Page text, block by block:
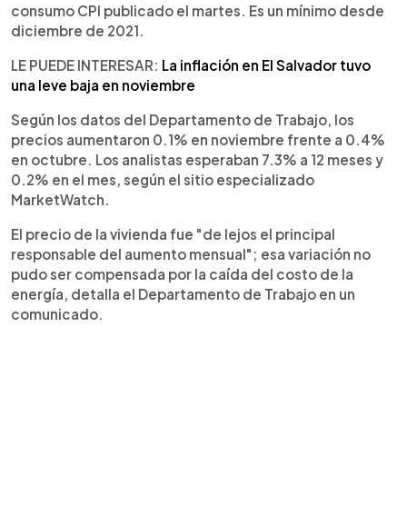
consumo CPI publicado el martes. Es un mínimo desde
diciembre de 2021.
LE PUEDE INTERESAR: La inflación en El Salvador tuvo
una leve baja en noviembre
Según los datos del Departamento de Trabajo, los
precios aumentaron 0.1% en noviembre frente a 0.4%
en octubre. Los analistas esperaban 7.3% a 12 meses y
0.2% en el mes, según el sitio especializado
MarketWatch.
El precio de la vivienda fue "de lejos el principal
responsable del aumento mensual"; esa variación no
pudo ser compensada por la caída del costo de la
energía, detalla el Departamento de Trabajo en un
comunicado.